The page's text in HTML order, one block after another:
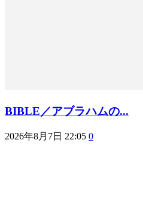
BIBLE／アブラハムの...
2026年8月7日 22:05 0